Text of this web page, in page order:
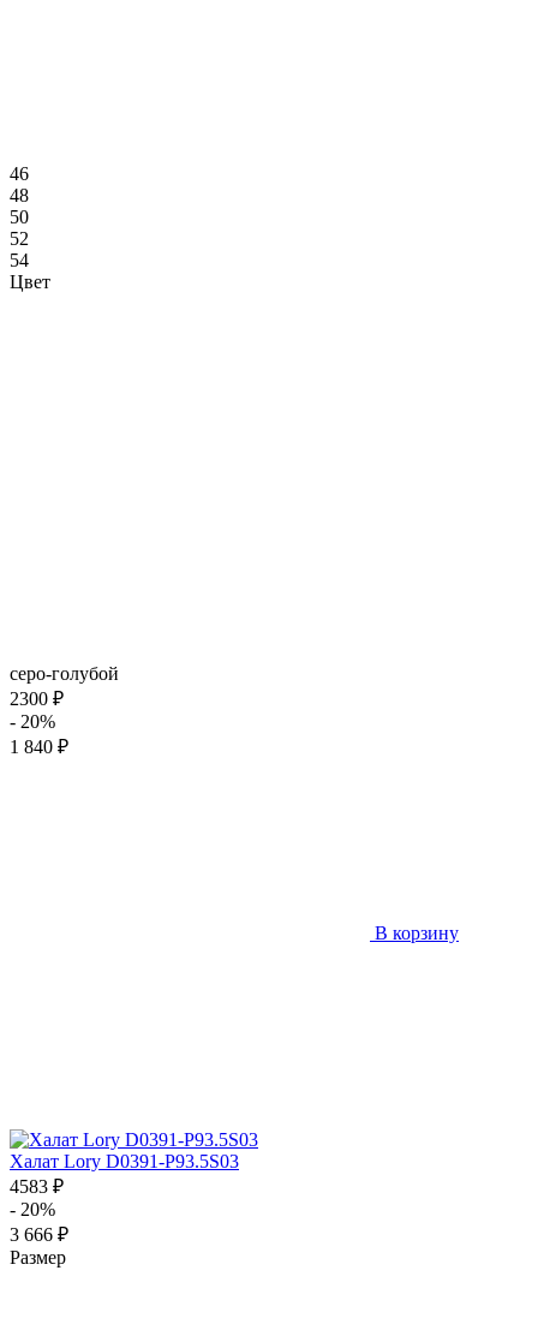
46
48
50
52
54
Цвет
серо-голубой
2300 ₽
- 20%
1 840 ₽
В корзину
Халат Lory D0391-P93.5S03
4583 ₽
- 20%
3 666 ₽
Размер